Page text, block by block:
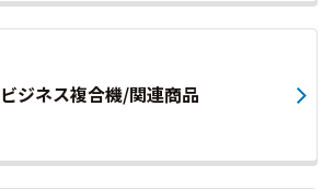
ビジネス複合機/関連商品